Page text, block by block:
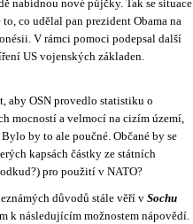
nabídnou nové půjčky. Tak se situace
co udělal pan prezident Obama na
V rámci pomoci podepsal další
US vojenských základen.
aby OSN provedlo statistiku o
mocností a velmocí na cizím území,
by to ale poučné. Občané by se
kapsách částky ze státních
pro použití v NATO?
důvodů stále věří v Sochu
k následujícím možnostem nápovědí.